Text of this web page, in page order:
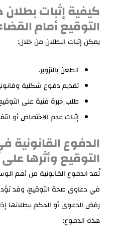
كيفية إثبات
التوقيع أمام
يمكن إثبات البطلان من خلال:
الطعن بالتزوير.
تقديم دفوع شكلية
طلب خبرة فنية على
إثبات عدم الاختصاص أو
الدفوع
التوقيع وأثرها
تُعد الدفوع القانونية من أهم
في دعاوى صحة التوقيع، وقد
رفض الدعوى أو الحكم ببطلانها
هذه الدفوع: